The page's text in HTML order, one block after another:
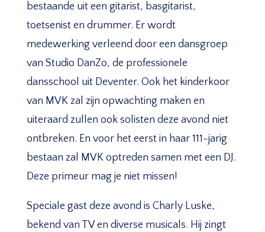
bestaande uit een gitarist, basgitarist,
toetsenist en drummer. Er wordt
medewerking verleend door een dansgroep
van Studio DanZo, de professionele
dansschool uit Deventer. Ook het kinderkoor
van MVK zal zijn opwachting maken en
uiteraard zullen ook solisten deze avond niet
ontbreken. En voor het eerst in haar 111-jarig
bestaan zal MVK optreden samen met een DJ.
Deze primeur mag je niet missen!
Speciale gast deze avond is Charly Luske,
bekend van TV en diverse musicals. Hij zingt